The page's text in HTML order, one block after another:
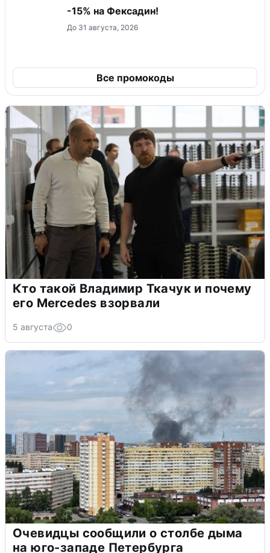
-15% на Фексадин!
До 31 августа, 2026
Все промокоды
Кто такой Владимир Ткачук и почему
его Mercedes взорвали
5 августа 0
Очевидцы сообщили о столбе дыма
на юго-западе Петербурга